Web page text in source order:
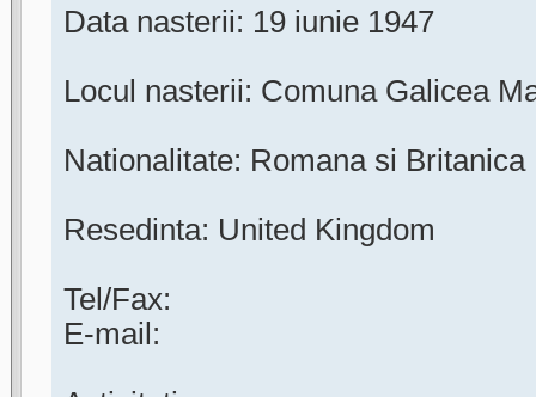
Data nasterii: 19 iunie 1947
Locul nasterii: Comuna Galicea
Nationalitate: Romana si Britanica
Resedinta: United Kingdom
Tel/Fax:
E-mail: